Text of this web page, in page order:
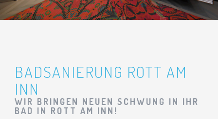
BADSANIERUNG ROTT AM
INN
WIR BRINGEN NEUEN SCHWUNG IN IHR
BAD IN ROTT AM INN!